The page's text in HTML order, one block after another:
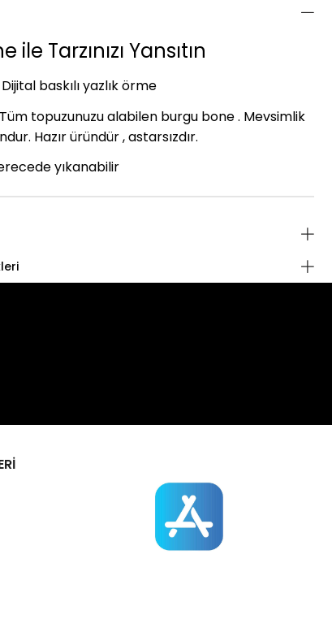
ile Tarzınızı Yansıtın
Dijital baskılı yazlık örme
Tüm topuzunuzu alabilen burgu bone . Mevsimlik
Hazır üründür , astarsızdır.
yıkanabilir